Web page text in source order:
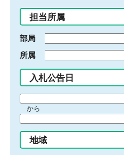
入
力
担当所属
部局
所属
入札公告日
間
始
り
から
間
終
地域